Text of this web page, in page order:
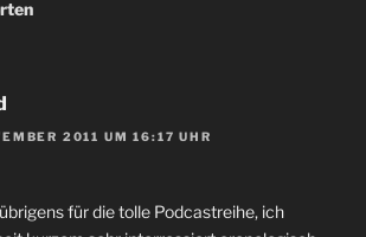
2011 UM 16:17 UHR
für die tolle Podcastreihe, ich